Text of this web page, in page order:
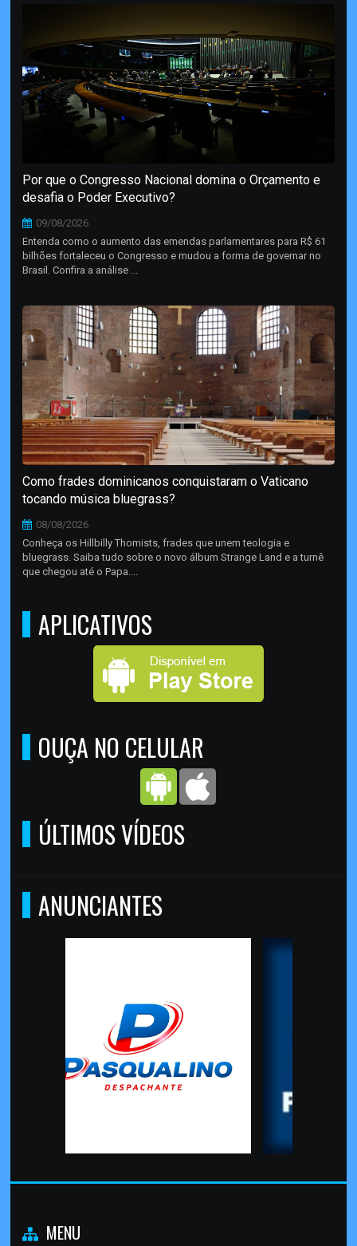
Por que o Congresso Nacional domina o Orçamento e
desafia o Poder Executivo?
09/08/2026
Entenda como o aumento das emendas parlamentares para R$ 61
bilhões fortaleceu o Congresso e mudou a forma de governar no
Brasil. Confira a análise ...
Como frades dominicanos conquistaram o Vaticano
tocando música bluegrass?
08/08/2026
Conheça os Hillbilly Thomists, frades que unem teologia e
bluegrass. Saiba tudo sobre o novo álbum Strange Land e a turnê
que chegou até o Papa....
APLICATIVOS
OUÇA NO CELULAR
ÚLTIMOS VÍDEOS
ANUNCIANTES
MENU